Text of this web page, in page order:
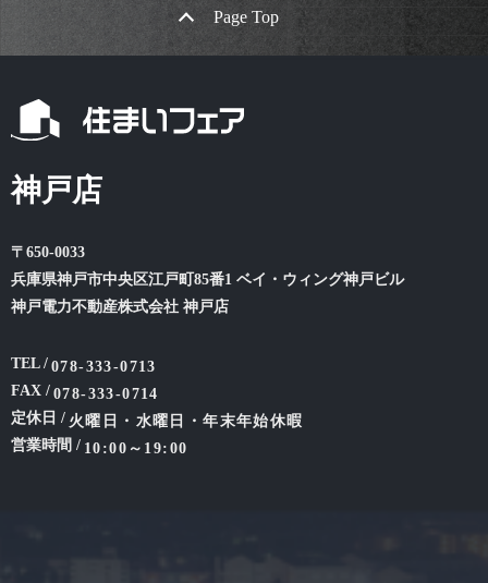
神戸店
〒650-0033
兵庫県神戸市中央区江戸町85番1 ベイ・ウィング神戸ビル
神戸電力不動産株式会社 神戸店
TEL / 078-333-0713
FAX / 078-333-0714
定休日 / 火曜日・水曜日・年末年始休暇
営業時間 / 10:00～19:00
Page Top